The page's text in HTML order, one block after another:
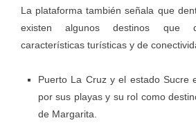
La plataforma también señala que
existen algunos destinos que
características turísticas y de
Puerto La Cruz y el estado Sucre
por sus playas y su rol como
de Margarita.